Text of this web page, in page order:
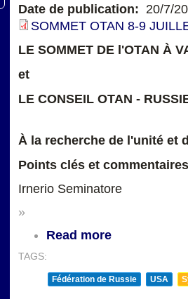
Date de publication: 20/7/
SOMMET OTAN 8-9
LE SOMMET DE l'OTAN À
et
LE CONSEIL OTAN -
À la recherche de l'unité et
Points clés et commentaires
Irnerio Seminatore
»
Read more
TAGS:
Fédération de Russie USA